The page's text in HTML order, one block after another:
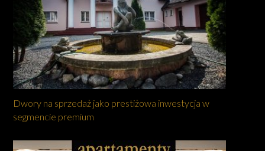
Dwory na sprzedaż jako prestiżowa inwestycja w
segmencie premium